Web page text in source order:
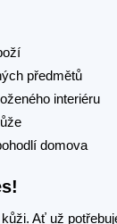
předmětů
interiéru
domova
Ať už